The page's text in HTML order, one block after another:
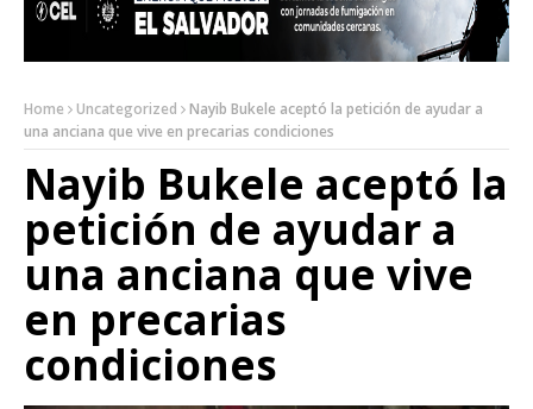
Home Uncategorized
Nayib Bukele aceptó la petición de ayudar a
una anciana que vive en precarias condiciones
Nayib Bukele aceptó la
petición de ayudar a
una anciana que vive
en precarias
condiciones